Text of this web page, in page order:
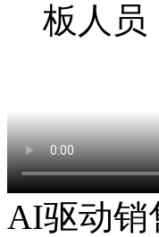
板人员
AI驱动销